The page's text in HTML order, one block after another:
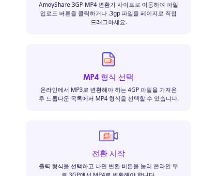
AmoyShare 3GP-MP4 변환기 사이트로 이동하여 파일
업로드 버튼을 클릭하거나 .3gp 파일을 페이지로 직접
드래그하세요.
MP4 형식 선택
온라인에서 MP3로 변환해야 하는 4GP 파일을 가져온
후 드롭다운 목록에서 MP4 형식을 선택할 수 있습니다.
전환 시작
출력 형식을 선택하고 나면 변환 버튼을 눌러 온라인 무